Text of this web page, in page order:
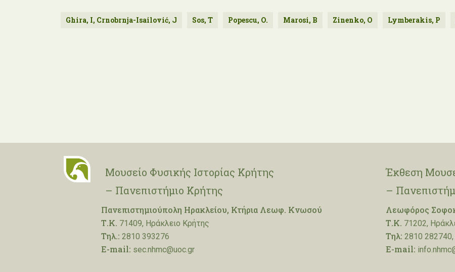
Ghira, I, Crnobrnja-Isailović, J Sos, T Popescu, O. Marosi, B Zinenko, O Lymberakis, P
Μουσείο Φυσικής Ιστορίας Κρήτης
– Πανεπιστήμιο Κρήτης
Πανεπιστημιούπολη Ηρακλείου, Κτήρια Λεωφ. Κνωσού
Τ.Κ. 71409, Ηράκλειο Κρήτης
Τηλ.: 2810 393276
E-mail: sec.nhmc@uoc.gr
Έκθεση
–
Λεωφόρος
Τ.Κ. 71202,
Τηλ: 2810
E-mail: